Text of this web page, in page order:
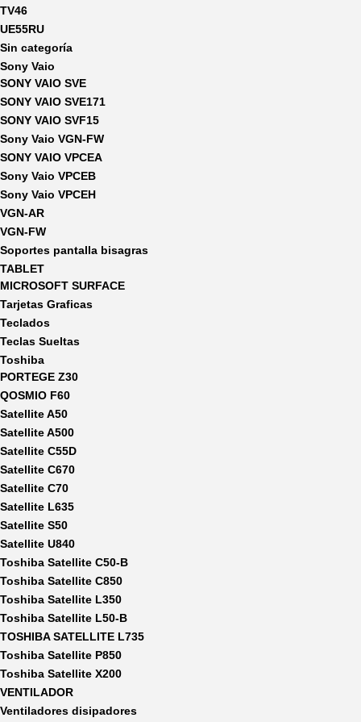
TV46
UE55RU
Sin categoría
Sony Vaio
SONY VAIO SVE
SONY VAIO SVE171
SONY VAIO SVF15
Sony Vaio VGN-FW
SONY VAIO VPCEA
Sony Vaio VPCEB
Sony Vaio VPCEH
VGN-AR
VGN-FW
Soportes pantalla bisagras
TABLET
MICROSOFT SURFACE
Tarjetas Graficas
Teclados
Teclas Sueltas
Toshiba
PORTEGE Z30
QOSMIO F60
Satellite A50
Satellite A500
Satellite C55D
Satellite C670
Satellite C70
Satellite L635
Satellite S50
Satellite U840
Toshiba Satellite C50-B
Toshiba Satellite C850
Toshiba Satellite L350
Toshiba Satellite L50-B
TOSHIBA SATELLITE L735
Toshiba Satellite P850
Toshiba Satellite X200
VENTILADOR
Ventiladores disipadores